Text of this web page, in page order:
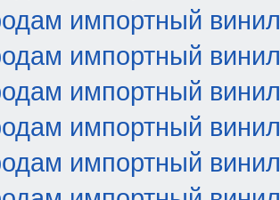
импортный винил
импортный винил
импортный винил
импортный винил
импортный винил